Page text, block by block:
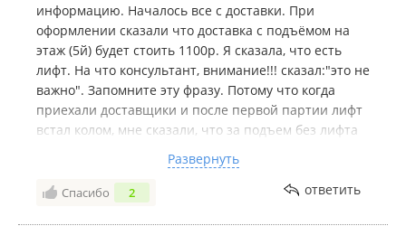
информацию. Началось все с доставки. При
оформлении сказали что доставка с подъёмом на
этаж (5й) будет стоить 1100р. Я сказала, что есть
лифт. На что консультант, внимание!!! сказал:"это не
важно". Запомните эту фразу. Потому что когда
приехали доставщики и после первой партии лифт
встал колом, мне сказали, что за подъем без лифта
магазина, по телефону предложил мне 3 варианта
решения проблемы:
Развернуть
Спасибо 2 ответить